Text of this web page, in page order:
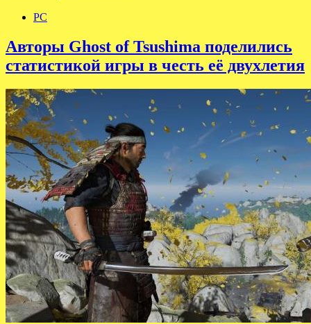
PC
Авторы Ghost of Tsushima поделились
статистикой игры в честь её двухлетия